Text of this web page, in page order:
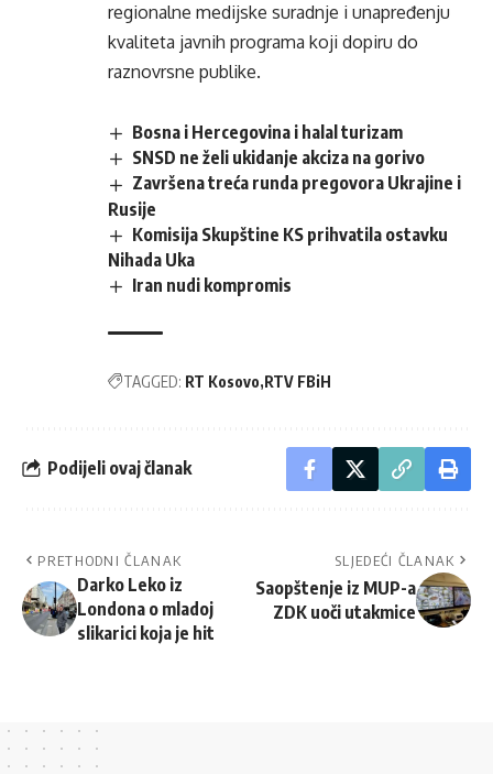
regionalne medijske suradnje i unapređenju
kvaliteta javnih programa koji dopiru do
raznovrsne publike.
Bosna i Hercegovina i halal turizam
SNSD ne želi ukidanje akciza na gorivo
Završena treća runda pregovora Ukrajine i
Rusije
Komisija Skupštine KS prihvatila ostavku
Nihada Uka
Iran nudi kompromis
TAGGED: RT Kosovo RTV FBiH
Podijeli ovaj članak
PRETHODNI ČLANAK
Darko Leko iz
Londona o mladoj
slikarici koja je hit
SLJEDEĆI ČLANAK
Saopštenje iz MUP-a
ZDK uoči utakmice